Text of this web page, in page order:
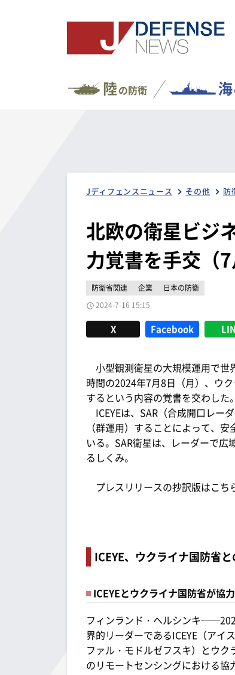
陸の防衛 海
Jディフェンスニュース その他 防
北欧の衛星ビジ
力覚書を手交（7
防衛省関連 企業
日本の防衛
2024-7-16 15:15
X Facebook
小型観測衛星の大規模運用で世
時間の2024年7月8日（月）、ウ
するという内容の覚書を交わした。
ICEYEは、SAR（合成開口レー
（群運用）することによって、
いる。SAR衛星は、レーダーで
るしくみ。
プレスリリースの抄訳版はこち
ICEYE、ウクライナ国防省
ICEYEとウクライナ国防省が協
フィンランド・ヘルシンキ
界的リーダーであるICEYE（アイ
ファル・モドルゼフスキ）とウ
のリモートセンシングにおける協